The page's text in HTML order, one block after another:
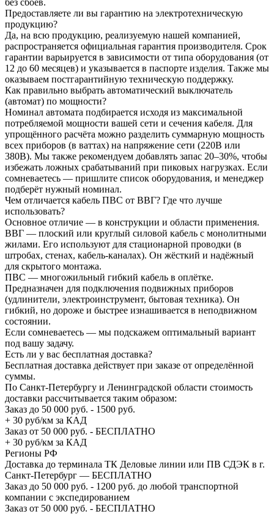
Предоставляете ли вы гарантию на электротехническую
продукцию?
Да, на всю продукцию, реализуемую нашей компанией,
распространяется официальная гарантия производителя. Срок
гарантии варьируется в зависимости от типа оборудования (от
12 до 60 месяцев) и указывается в паспорте изделия. Также мы
оказываем постгарантийную техническую поддержку.
Как правильно выбрать автоматический выключатель
(автомат) по мощности?
Номинал автомата подбирается исходя из максимальной
потребляемой мощности вашей сети и сечения кабеля. Для
упрощённого расчёта можно разделить суммарную мощность
всех приборов (в ваттах) на напряжение сети (220В или
380В). Мы также рекомендуем добавлять запас 20–30%, чтобы
избежать ложных срабатываний при пиковых нагрузках. Если
сомневаетесь — пришлите список оборудования, и менеджер
подберёт нужный номинал.
Чем отличается кабель ПВС от ВВГ? Где что лучше
использовать?
Основное отличие — в конструкции и области применения.
ВВГ — плоский или круглый силовой кабель с монолитными
жилами. Его используют для стационарной проводки (в
штробах, стенах, кабель-каналах). Он жёсткий и надёжный
для скрытого монтажа.
ПВС — многожильный гибкий кабель в оплётке.
Предназначен для подключения подвижных приборов
(удлинители, электроинструмент, бытовая техника). Он
гибкий, но дороже и быстрее изнашивается в неподвижном
состоянии.
Если сомневаетесь — мы подскажем оптимальный вариант
под вашу задачу.
Есть ли у вас бесплатная доставка?
Бесплатная доставка действует при заказе от определённой
суммы.
По Санкт-Петербургу и Ленинградской области стоимость
доставки рассчитывается таким образом:
Заказ до 50 000 руб. - 1500 руб.
+ 30 руб/км за КАД
Заказ от 50 000 руб. - БЕСПЛАТНО
+ 30 руб/км за КАД
Регионы РФ
Доставка до терминала ТК Деловые линии или ПВ СДЭК в г.
Санкт-Петербург — БЕСПЛАТНО
Заказ до 50 000 руб. - 1200 руб. до любой транспортной
компании с экспедированием
Заказ от 50 000 руб. - БЕСПЛАТНО